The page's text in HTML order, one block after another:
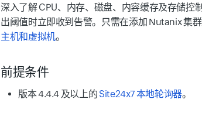
深入了解 CPU、内存、磁盘、内容缓存及存储控
出阈值时立即收到告警。只需在添加 Nutanix 集
主机和虚拟机。
前提条件
版本 4.4.4 及以上的 Site24x7 本地轮询器。